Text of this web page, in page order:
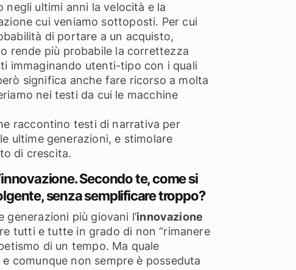
negli ultimi anni la velocità e la
cui veniamo sottoposti. Per cui
di portare a un acquisto,
rende più probabile la correttezza
immaginando utenti-tipo con i quali
significa anche fare ricorso a molta
nei testi da cui le macchine
raccontino testi di narrativa per
ultime generazioni, e stimolare
di crescita.
Secondo te, come si
senza semplificare troppo?
più giovani l’innovazione
tutti e tutte in grado di non “rimanere
di un tempo. Ma quale
comunque non sempre è posseduta